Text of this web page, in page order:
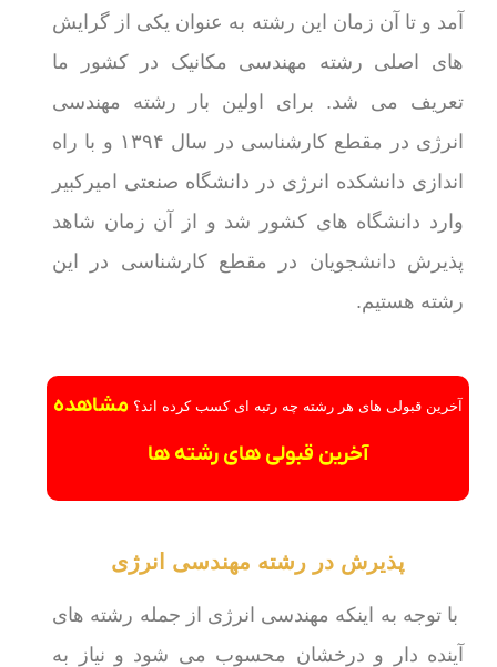
آمد و تا آن زمان این رشته به عنوان یکی از گرایش
های اصلی رشته مهندسی مکانیک در کشور ما
تعریف می شد. برای اولین بار رشته مهندسی
انرژی در مقطع کارشناسی در سال ۱۳۹۴ و با راه
اندازی دانشکده انرژی در دانشگاه صنعتی امیرکبیر
وارد دانشگاه‌ های کشور شد و از آن زمان شاهد
پذیرش دانشجویان در مقطع کارشناسی در این
رشته هستیم.
آخرین قبولی های هر رشته چه رتبه ای کسب کرده اند؟ مشاهده
آخرین قبولی های رشته ها
پذیرش در رشته مهندسی انرژی
با توجه به اینکه مهندسی انرژی از جمله رشته های
آینده دار و درخشان محسوب می شود و نیاز به